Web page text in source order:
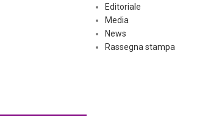
Editoriale
Media
News
Rassegna stampa